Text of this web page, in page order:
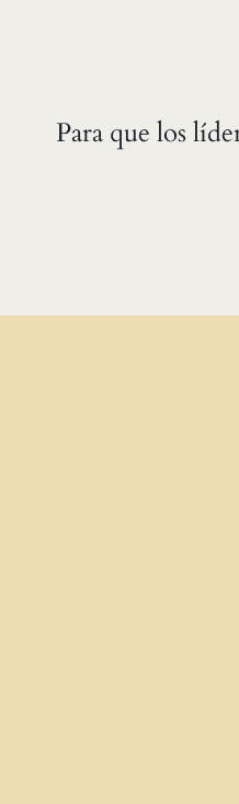
Para que los